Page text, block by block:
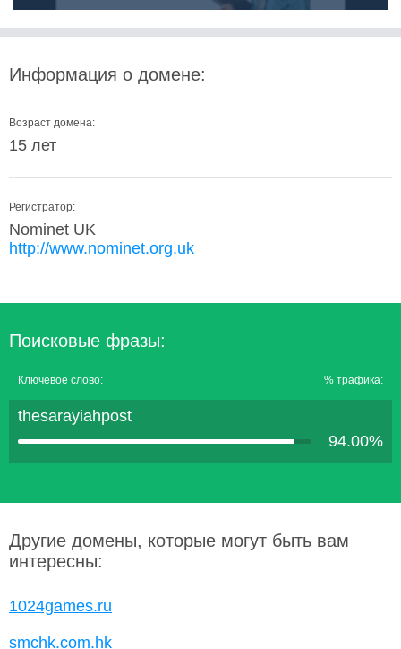
Информация о домене:
Возраст домена:
15 лет
Регистратор:
Nominet UK
http://www.nominet.org.uk
Поисковые фразы:
Ключевое слово: % трафика:
thesarayiahpost
94.00%
Другие домены, которые могут быть вам
интересны:
1024games.ru
smchk.com.hk